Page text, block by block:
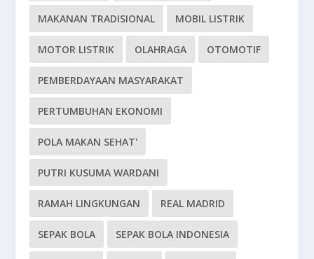
MAKANAN TRADISIONAL MOBIL LISTRIK
MOTOR LISTRIK OLAHRAGA OTOMOTIF
PEMBERDAYAAN MASYARAKAT
PERTUMBUHAN EKONOMI
POLA MAKAN SEHAT'
PUTRI KUSUMA WARDANI
RAMAH LINGKUNGAN REAL MADRID
SEPAK BOLA SEPAK BOLA INDONESIA